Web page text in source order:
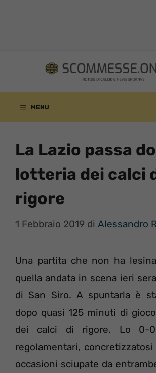
contenuto
MENU
La Lazio passa
lotteria dei calci
rigore
1 Febbraio 2019 di Alessandro
Una partita che non ha
quella andata in scena ieri
di San Siro. A spuntarla è
dopo quasi 125 minuti di
dei calci di rigore. Lo 0-
regolamentari, concretizzatosi
occasioni sciupate da